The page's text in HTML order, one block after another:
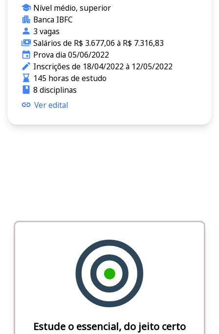
Nível médio, superior
Banca IBFC
3 vagas
Salários de R$ 3.677,06 à R$ 7.316,83
Prova dia 05/06/2022
Inscrições de 18/04/2022 à 12/05/2022
145 horas de estudo
8 disciplinas
Ver edital
Estude o essencial, do jeito certo